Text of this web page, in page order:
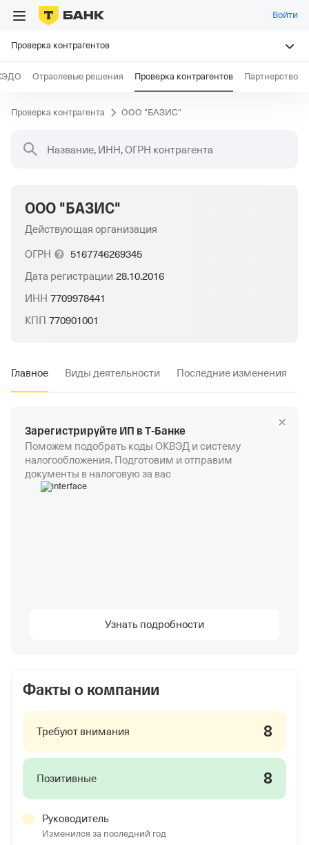
Войти
Проверка контрагентов
Отраслевые решения Проверка контрагентов Партнерство
Проверка контрагента ООО "БАЗИС"
Название, ИНН, ОГРН контрагента
ООО "БАЗИС"
Действующая организация
ОГРН
5167746269345
Дата регистрации 28.10.2016
ИНН 7709978441
КПП 770901001
Главное Виды деятельности Последние изменения
Зарегистрируйте ИП в Т‑Банке
Поможем подобрать коды ОКВЭД и систему
налогообложения. Подготовим и отправим
документы в налоговую за вас
Узнать подробности
Факты о компании
Требуют внимания 8
Позитивные 8
Руководитель
Изменился за последний год